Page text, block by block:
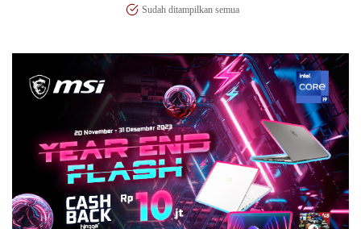
Sudah ditampilkan semua